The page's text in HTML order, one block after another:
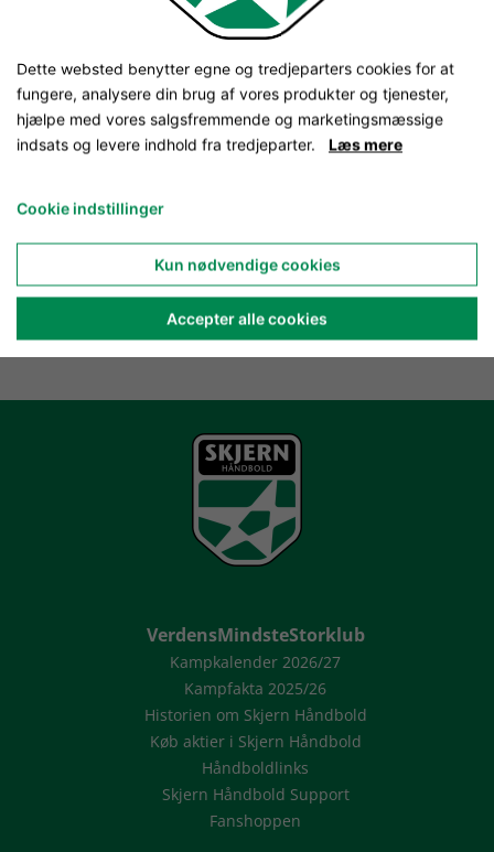
VerdensMindsteStorklub
Kampkalender 2026/27
Kampfakta 2025/26
Historien om Skjern Håndbold
Køb aktier i Skjern Håndbold
Håndboldlinks
Skjern Håndbold Support
Fanshoppen
Dette websted benytter egne og tredjeparters cookies for at
fungere, analysere din brug af vores produkter og tjenester,
hjælpe med vores salgsfremmende og marketingsmæssige
indsats og levere indhold fra tredjeparter. Læs mere
Cookie indstillinger
Kun nødvendige cookies
Accepter alle cookies